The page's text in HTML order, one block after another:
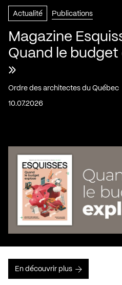
Actualité Publications
Magazine
Quand le budget
»
Ordre des architectes du Québec
10.07.2026
En découvrir plus